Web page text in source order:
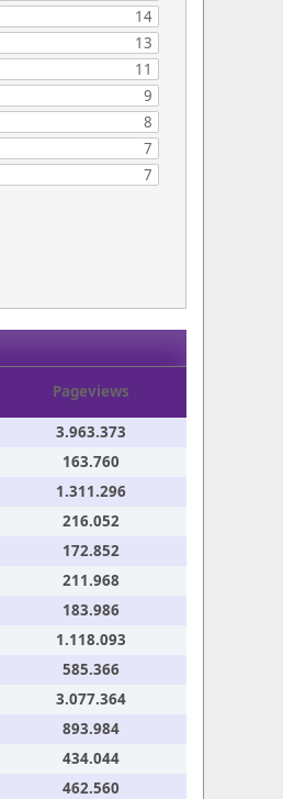
14
13
11
9
8
7
7
Pageviews
3.963.373
163.760
1.311.296
216.052
172.852
211.968
183.986
1.118.093
585.366
3.077.364
893.984
434.044
462.560